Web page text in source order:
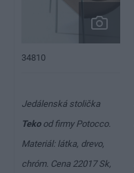
34810
Jedálenská stolička
Teko od firmy Potocco.
Materiál: látka, drevo,
chróm. Cena 22017 Sk,